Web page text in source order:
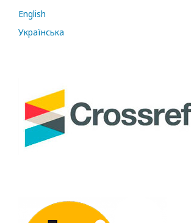
English
Українська